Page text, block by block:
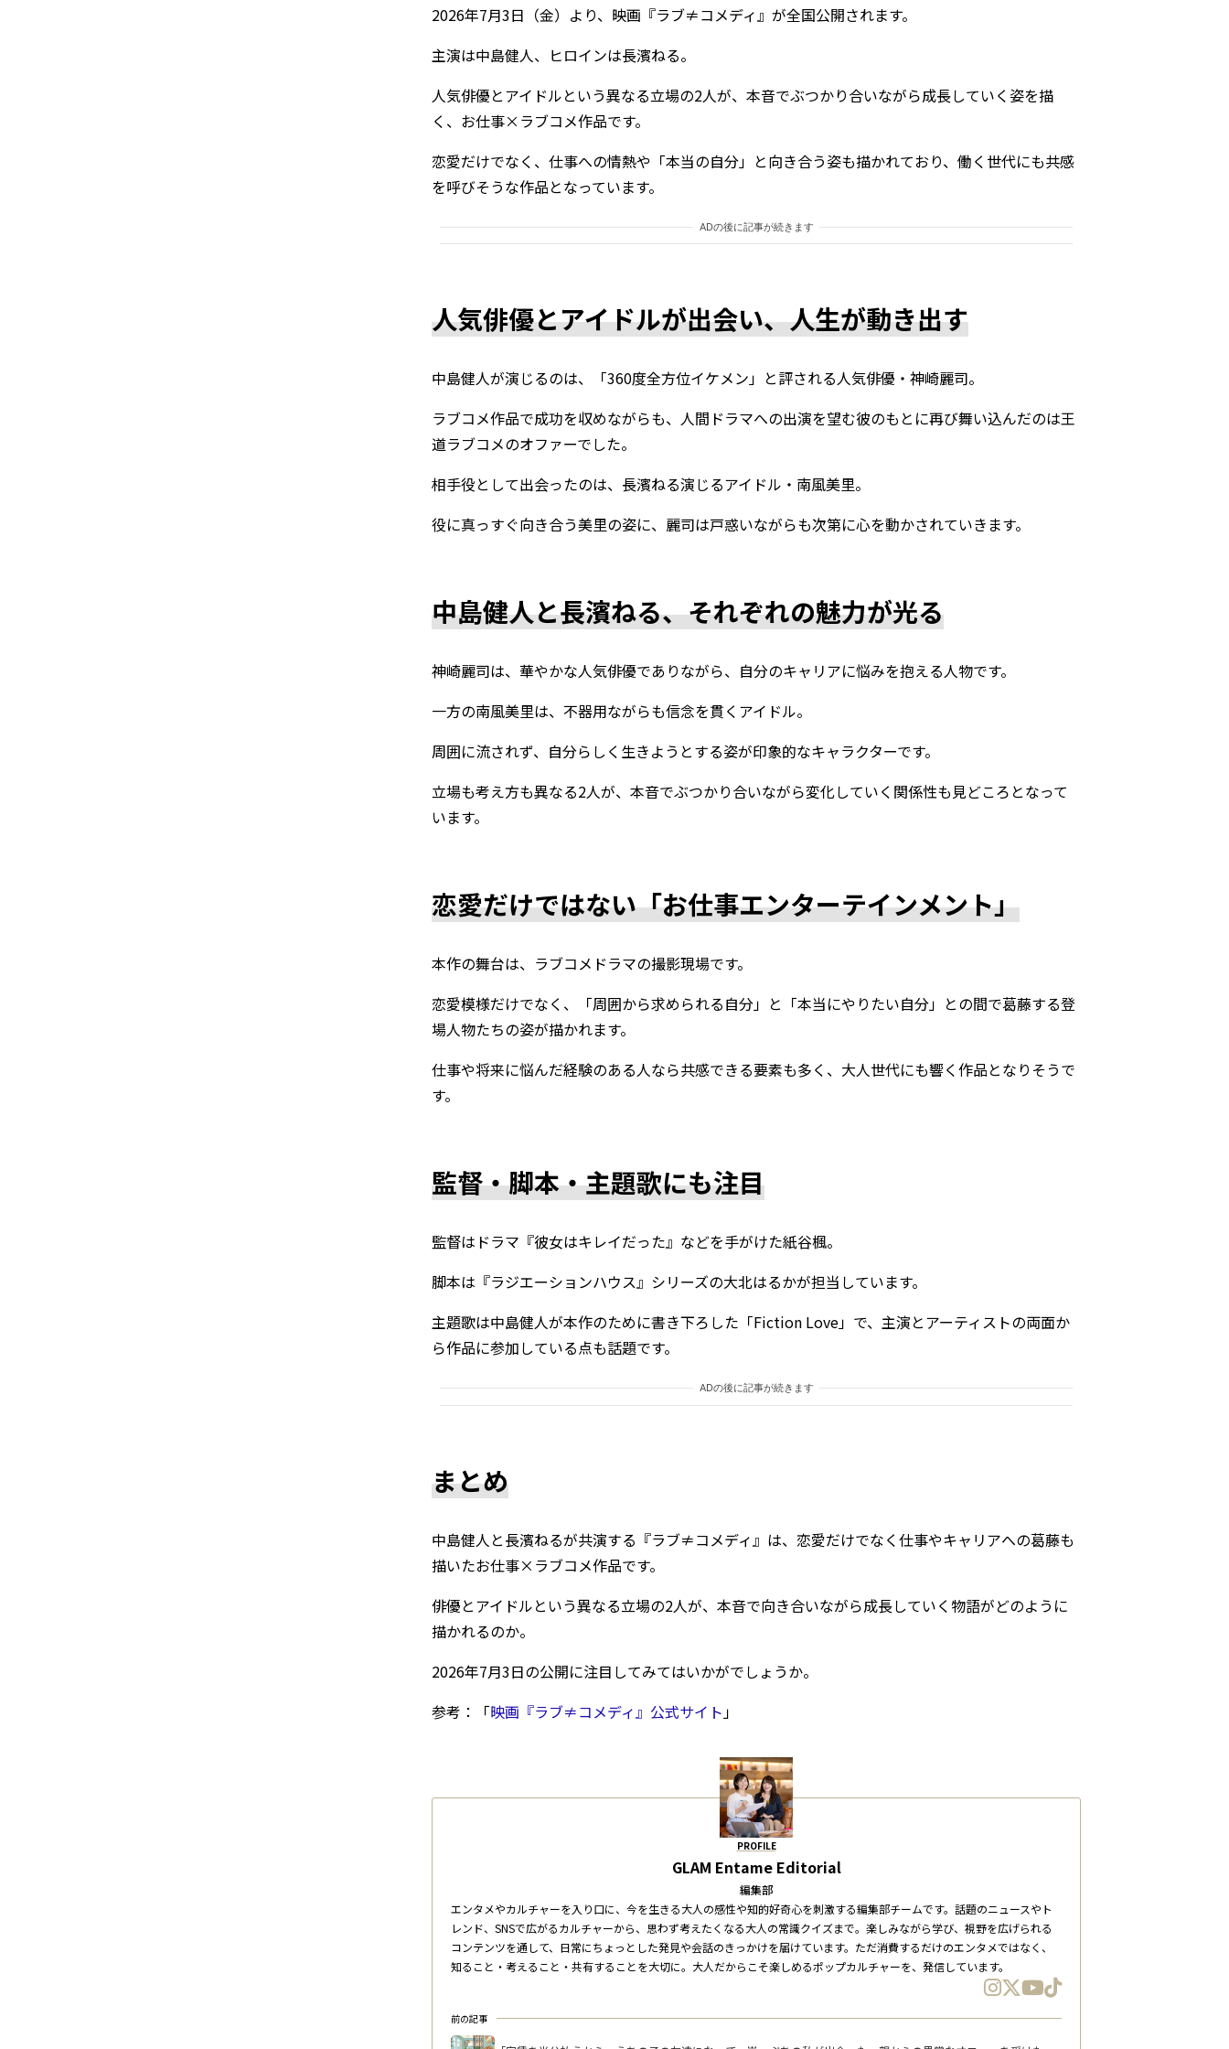
2026年7月3日（金）より、映画『ラブ≠コメディ』が全国公開されます。
主演は中島健人、ヒロインは長濱ねる。
人気俳優とアイドルという異なる立場の2人が、本音でぶつかり合いながら成長していく姿を描
く、お仕事×ラブコメ作品です。
恋愛だけでなく、仕事への情熱や「本当の自分」と向き合う姿も描かれており、働く世代にも共感
を呼びそうな作品となっています。
ADの後に記事が続きます
人気俳優とアイドルが出会い、人生が動き出す
中島健人が演じるのは、「360度全方位イケメン」と評される人気俳優・神崎麗司。
ラブコメ作品で成功を収めながらも、人間ドラマへの出演を望む彼のもとに再び舞い込んだのは王
道ラブコメのオファーでした。
相手役として出会ったのは、長濱ねる演じるアイドル・南風美里。
役に真っすぐ向き合う美里の姿に、麗司は戸惑いながらも次第に心を動かされていきます。
中島健人と長濱ねる、それぞれの魅力が光る
神崎麗司は、華やかな人気俳優でありながら、自分のキャリアに悩みを抱える人物です。
一方の南風美里は、不器用ながらも信念を貫くアイドル。
周囲に流されず、自分らしく生きようとする姿が印象的なキャラクターです。
立場も考え方も異なる2人が、本音でぶつかり合いながら変化していく関係性も見どころとなって
います。
恋愛だけではない「お仕事エンターテインメント」
本作の舞台は、ラブコメドラマの撮影現場です。
恋愛模様だけでなく、「周囲から求められる自分」と「本当にやりたい自分」との間で葛藤する登
場人物たちの姿が描かれます。
仕事や将来に悩んだ経験のある人なら共感できる要素も多く、大人世代にも響く作品となりそうで
す。
監督・脚本・主題歌にも注目
監督はドラマ『彼女はキレイだった』などを手がけた紙谷楓。
脚本は『ラジエーションハウス』シリーズの大北はるかが担当しています。
主題歌は中島健人が本作のために書き下ろした「Fiction Love」で、主演とアーティストの両面か
ら作品に参加している点も話題です。
ADの後に記事が続きます
まとめ
中島健人と長濱ねるが共演する『ラブ≠コメディ』は、恋愛だけでなく仕事やキャリアへの葛藤も
描いたお仕事×ラブコメ作品です。
俳優とアイドルという異なる立場の2人が、本音で向き合いながら成長していく物語がどのように
描かれるのか。
2026年7月3日の公開に注目してみてはいかがでしょうか。
参考：「映画『ラブ≠コメディ』公式サイト 」
PROFILE
GLAM Entame Editorial
編集部
エンタメやカルチャーを入り口に、今を生きる大人の感性や知的好奇心を刺激する編集部チームです。話題のニュースやト
レンド、SNSで広がるカルチャーから、思わず考えたくなる大人の常識クイズまで。楽しみながら学び、視野を広げられる
コンテンツを通して、日常にちょっとした発見や会話のきっかけを届けています。ただ消費するだけのエンタメではなく、
知ること・考えること・共有することを大切に。大人だからこそ楽しめるポップカルチャーを、発信しています。
前の記事